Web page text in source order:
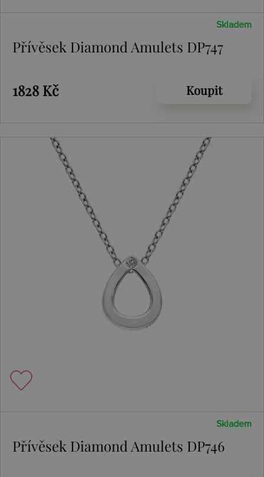
Skladem
Přívěsek Diamond Amulets DP747
1828 Kč Koupit
Skladem
Přívěsek Diamond Amulets DP746